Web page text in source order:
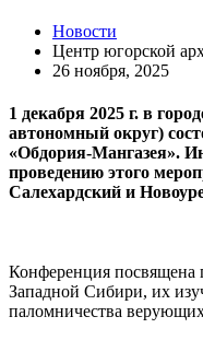
Новости
Центр югорской
26 ноября, 2025
1 декабря 2025 г. в
автономный округ)
«Обдория-Мангазея».
проведению этого
Салехардский и
Конференция посвящена
Западной Сибири, их
паломничества